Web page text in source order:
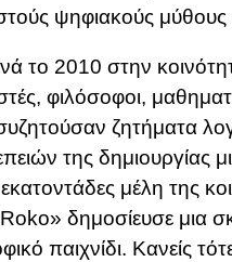
ψηφιακούς
το 2010 στην
φιλόσοφοι,
ζητήματα
της δημιουργίας
μέλη της
δημοσίευσε μια
παιχνίδι. Κανείς